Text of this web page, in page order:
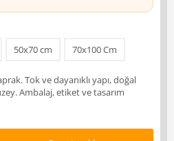
50x70 cm 70x100 Cm
Tok ve dayanıklı yapı, doğal
Ambalaj, etiket ve tasarım